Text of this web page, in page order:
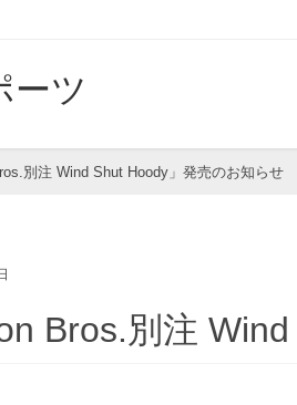
別注 Wind Shut Hoody」発売のお知らせ
Bros.別注